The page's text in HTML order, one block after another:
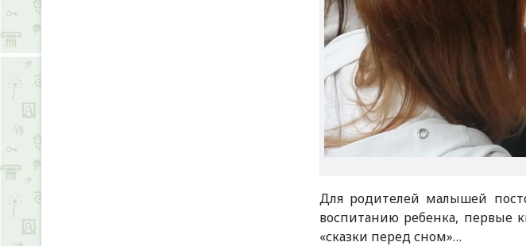
Для родителей малышей
воспитанию ребенка, первые
«сказки перед сном»…